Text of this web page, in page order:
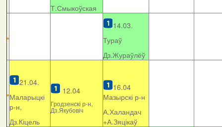
Т.Смыкоўская
14.03.
Тураў
Дз.Жураўлёў
21.04.
Маларыцкі
р-н,
Дз.Кіцель
12.04
Гродзенскі р-н,
Дз.Якубовіч
16.04
Мазырскі р-н
А.Халандач
+А.Зяцікаў